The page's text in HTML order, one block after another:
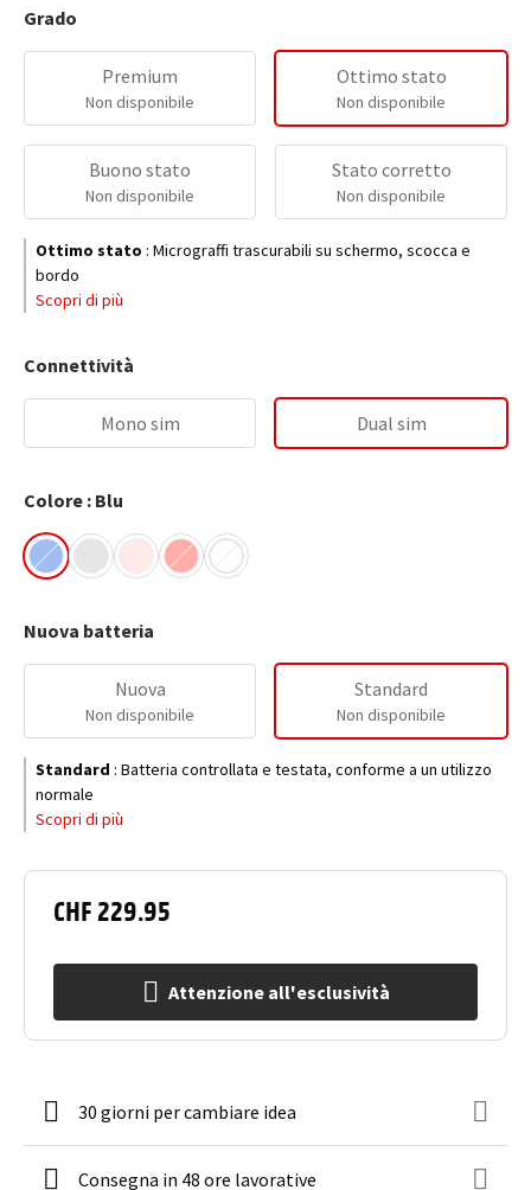
CHF 229.95
Attenzione all'esclusività
Grado
Premium
Non disponibile
Ottimo stato
Non disponibile
Buono stato
Non disponibile
Stato corretto
Non disponibile
Ottimo stato : Micrograffi trascurabili su schermo, scocca e
bordo
Scopri di più
Connettività
Mono sim Dual sim
Colore : Blu
Nuova batteria
Nuova
Non disponibile
Standard
Non disponibile
Standard : Batteria controllata e testata, conforme a un utilizzo
normale
Scopri di più
30 giorni per cambiare idea
Consegna in 48 ore lavorative